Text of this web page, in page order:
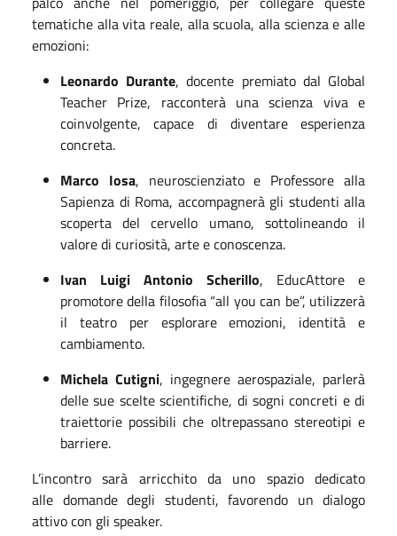
tematiche alla vita reale, alla scuola, alla scienza e alle
emozioni:
Leonardo Durante, docente premiato dal Global
Teacher Prize, racconterà una scienza viva e
coinvolgente, capace di diventare esperienza
concreta.
Marco Iosa, neuroscienziato e Professore alla
Sapienza di Roma, accompagnerà gli studenti alla
scoperta del cervello umano, sottolineando il
valore di curiosità, arte e conoscenza.
Ivan Luigi Antonio Scherillo, EducAttore e
promotore della filosofia “all you can be”, utilizzerà
il teatro per esplorare emozioni, identità e
cambiamento.
Michela Cutigni, ingegnere aerospaziale, parlerà
delle sue scelte scientifiche, di sogni concreti e di
traiettorie possibili che oltrepassano stereotipi e
barriere.
L’incontro sarà arricchito da uno spazio dedicato
alle domande degli studenti, favorendo un dialogo
attivo con gli speaker.